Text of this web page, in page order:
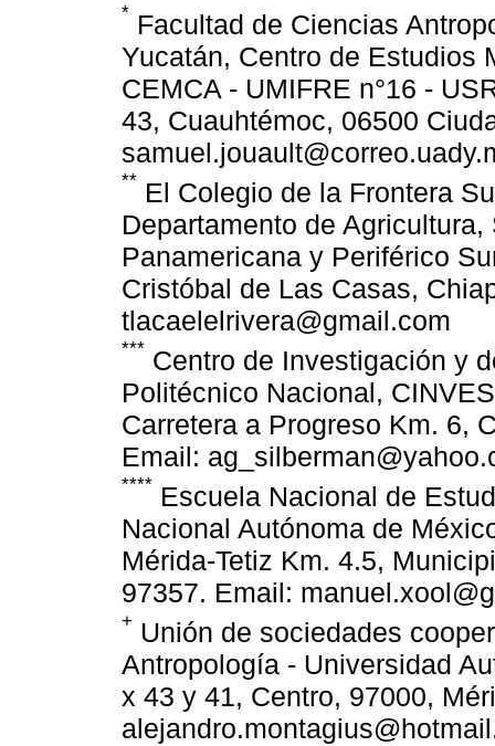
* Facultad de Ciencias
Yucatán, Centro de Estudios
CEMCA - UMIFRE n°16 -
43, Cuauhtémoc, 06500
** El Colegio de la Frontera
Departamento de
Panamericana y Periférico
Cristóbal de Las Casas,
tlacaelelrivera@gmail.com
*** Centro de Investigación y
Politécnico Nacional,
Carretera a Progreso Km. 6,
Email:
**** Escuela Nacional de
Nacional Autónoma de
Mérida-Tetiz Km. 4.5,
97357. Email:
+ Unión de sociedades
Antropología - Universidad
x 43 y 41, Centro, 97000,